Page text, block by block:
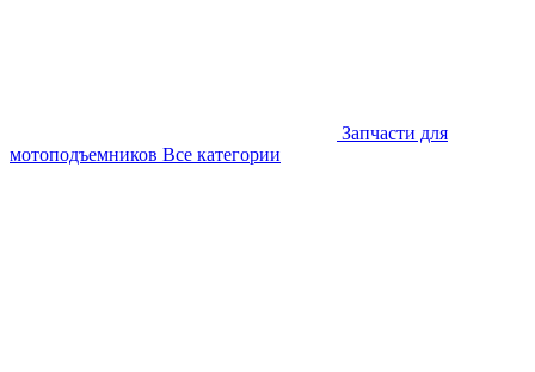
Запчасти для
мотоподъемников Все категории